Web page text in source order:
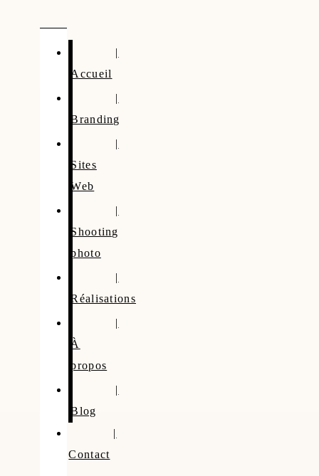
Accueil
Branding
Sites
Web
Shooting
photo
Réalisations
À
propos
Blog
Contact